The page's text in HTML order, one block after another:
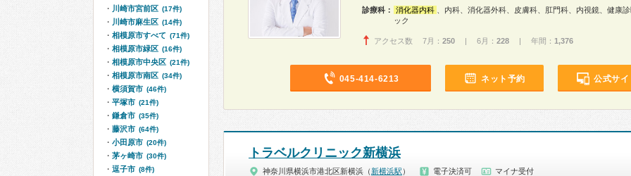
診療科： 消化器内科
、内科、消化器外科、皮膚科、肛門科、内視鏡、健康
ック
アクセス数 7月： 250 | 6月： 228 | 年間： 1,376
045-414-6213 ネット予約 公式サイ
トラベルクリニック新横浜
神奈川県横浜市港北区新横浜（ 新横浜駅 ） 電子決済可 マイナ受付
川崎市宮前区 (17件)
川崎市麻生区 (14件)
相模原市すべて (71件)
相模原市緑区 (16件)
相模原市中央区 (21件)
相模原市南区 (34件)
横須賀市 (46件)
平塚市 (21件)
鎌倉市 (35件)
藤沢市 (64件)
小田原市 (20件)
茅ヶ崎市 (30件)
逗子市 (8件)